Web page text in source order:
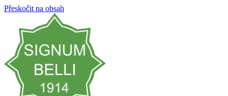
Přeskočit na obsah